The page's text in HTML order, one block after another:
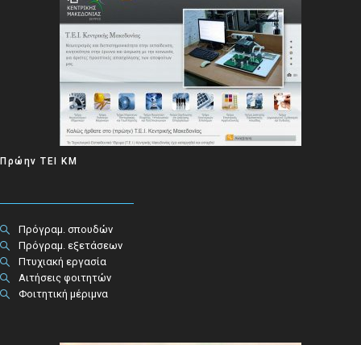
Πρώην ΤΕΙ ΚΜ
Πρόγραμ. σπουδών
Πρόγραμ. εξετάσεων
Πτυχιακή εργασία
Αιτήσεις φοιτητών
Φοιτητική μέριμνα